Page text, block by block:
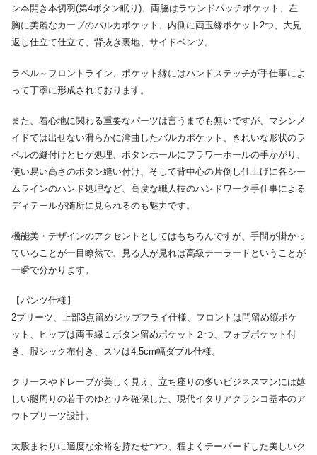
ン本開き本切羽(第4ボタン眠り)、両脇はラウンドパッチポケット、左
胸に美麗なカーブのバルカポケット、内側に両玉縁ポケット2つ、大見
返し仕立て仕立て、背抜き裏地、サイドベンツ。
ラペル～フロントライン、ポケット縁にはハンドステッチが手仕事によ
って丁寧に形成されております。
また、着心地に関わる重要なパーツは言うまでも無いですが、マシンメ
イドでは出せない滑らかに湾曲したバルカポケット、きれいな形状のラ
ペルの縫付けとヒゲ処理、ボタンホールにフラワーホールの手かがり、
使い易い高さのボタン縫い付け、そして背中心の片倒し仕上げに各シー
ムラインのハンド処理など、高度な職人技のハンドワーク手仕事による
ディテールが随所に見られるのも魅力です。
機能美・デザインのアクセントとしてはもちろんですが、手間が掛かっ
ていることが一目瞭然で、見る人が見れば高級テーラードということが
一瞬で分かります。
【パンツ仕様】
2プリーツ、上部3点留めジップフライ仕様、フロントは閂留め縦ポケ
ット、ヒップは両玉縁１ボタン留めポケット２つ、フォブポケット付
き、股シック布付き、スソは4.5cm幅ダブル仕様。
クリースやドレープが美しく見え、立ち座りの多いビジネスマンには嬉
しい腿周りの若干のゆとりを確保した、現代イタリアクラシコ基本のア
ウトプリーツ設計。
太股まわりに適度な余裕を持たせつつ、程よくテーパードした美しいク